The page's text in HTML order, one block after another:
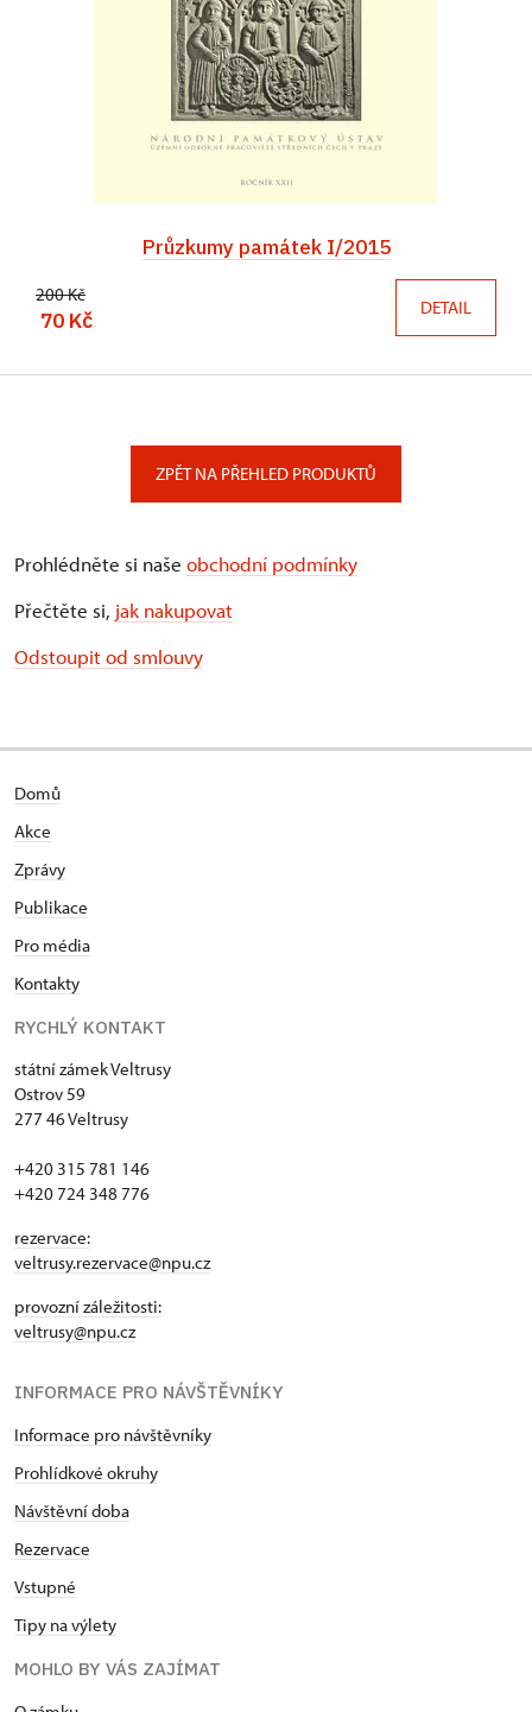
Průzkumy památek I/2015
200 Kč
70 Kč DETAIL
ZPĚT NA PŘEHLED PRODUKTŮ
Prohlédněte si naše obchodní podmínky
Přečtěte si, jak nakupovat
Odstoupit od smlouvy
Domů
Akce
Zprávy
Publikace
Pro média
Kontakty
RYCHLÝ KONTAKT
státní zámek Veltrusy
Ostrov 59
277 46 Veltrusy
+420 315 781 146
+420 724 348 776
rezervace:
veltrusy.rezervace@npu.cz
provozní záležitosti:
veltrusy@npu.cz
INFORMACE PRO NÁVŠTĚVNÍKY
Informace pro návštěvníky
Prohlídkové okruhy
Návštěvní doba
Rezervace
Vstupné
Tipy na výlety
MOHLO BY VÁS ZAJÍMAT